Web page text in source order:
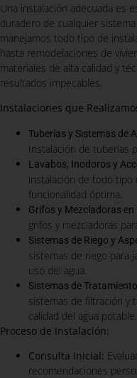
Una instalación adecuada es
duradero de cualquier
manejamos todo tipo de
hasta remodelaciones de
materiales de alta calidad y
resultados impecables.
Instalaciones que
Tuberías y Sistemas de
Instalación de tuberías
Lavabos, Inodoros y
instalación de todo tipo
funcionalidad óptima.
Grifos y Mezcladoras
grifos y mezcladoras
Sistemas de Riego y
sistemas de riego para
uso del agua.
Sistemas de
sistemas de filtración y
calidad del agua potable.
Proceso de Instalación:
Consulta Inicial:
recomendaciones